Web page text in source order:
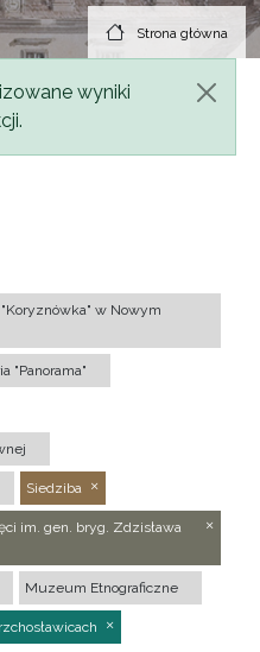
Strona główna
wyniki
w Nowym
"Panorama"
Siedziba
im. gen. bryg. Zdzisława
Muzeum Etnograficzne